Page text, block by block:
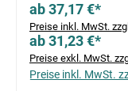
ab 37,17 €*
Preise inkl. MwSt.
ab 31,23 €*
Preise exkl. MwSt.
Preise inkl. MwSt.